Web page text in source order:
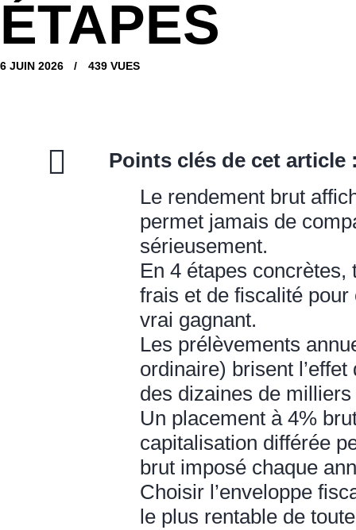
ÉTAPES
6 JUIN 2026 439 VUES
Points clés de cet article
Le rendement brut
permet jamais de
sérieusement.
En 4 étapes
frais et de fiscalité
vrai gagnant.
Les prélèvements
ordinaire) brisent
des dizaines de milliers
Un placement à 4%
capitalisation différée
brut imposé chaque
Choisir l’enveloppe
le plus rentable de